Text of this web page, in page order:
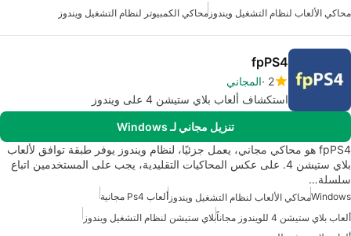
محاكي الألعاب لنظام التشغيل ويندوز محاكي الكمبيوتر لنظام التشغيل ويندوز
fpPS4
2 المجاني
استكشاف ألعاب بلاي ستيشن 4 على ويندوز
تنزيل مجاني لـ Windows
fpPS4 هو محاكي مجاني، يعمل جزئيًا، لنظام ويندوز يوفر طبقة توافق لألعاب
بلاي ستيشن 4. على عكس المحاكيات التقليدية، يجب على المستخدمين اتباع
سلسلة…
Windowsمحاكي الألعاب لنظام التشغيل ويندوز ألعاب Ps4 مجانية
ألعاب بلاي ستيشن 4 للويندوز مجاناً
بلاي ستيشن لنظام التشغيل ويندوز